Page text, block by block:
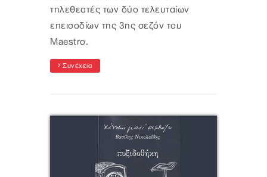
τηλεθεατές των δύο τελευταίων
επεισοδίων της 3ης σεζόν του
Maestro.
Συνέχεια